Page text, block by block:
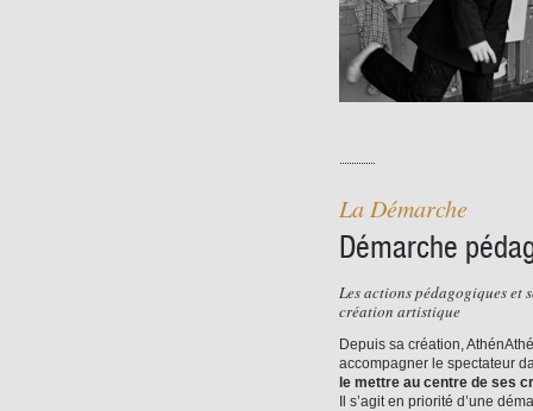
La Démarche
Démarche
Les actions pédagogiques et
création artistique
Depuis sa création,
accompagner le spectateur
le mettre au centre de ses
Il s’agit en priorité d’une